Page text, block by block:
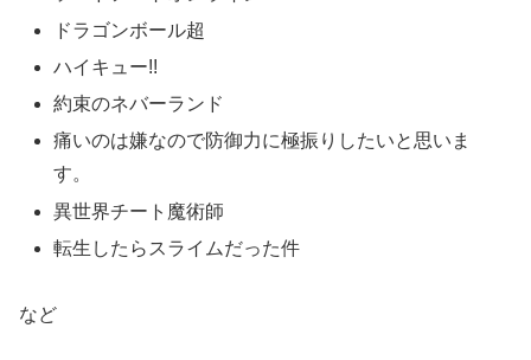
ドラゴンボール超
ハイキュー!!
約束のネバーランド
痛いのは嫌なので防御力に極振りしたいと思いま
す。
異世界チート魔術師
転生したらスライムだった件
など